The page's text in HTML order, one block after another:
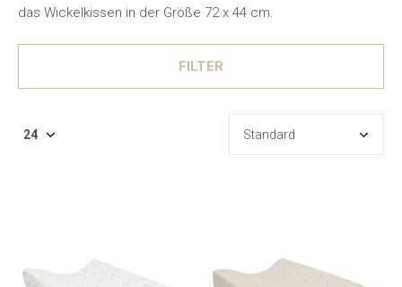
das Wickelkissen in der Größe 72 x 44 cm.
FILTER